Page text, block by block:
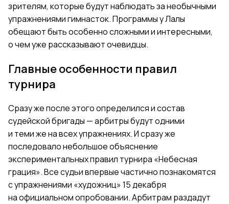
зрителям, которые будут наблюдать за необычными
упражнениями гимнасток. Программы у Лалы
обещают быть особенно сложными и интересными,
о чем уже рассказывают очевидцы.
Главные особенности правил
турнира
Сразу же после этого определился и состав
судейской бригады — арбитры будут одними
и теми же на всех упражнениях. И сразу же
последовало небольшое объяснение
экспериментальных правил турнира «Небесная
грация». Все судьи впервые частично познакомятся
с упражнениями «художниц» 15 декабря
на официальном опробовании. Арбитрам раздадут